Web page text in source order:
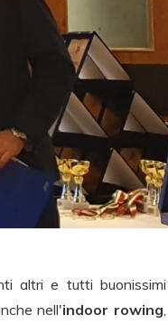
altri e tutti
nell'indoor rowing